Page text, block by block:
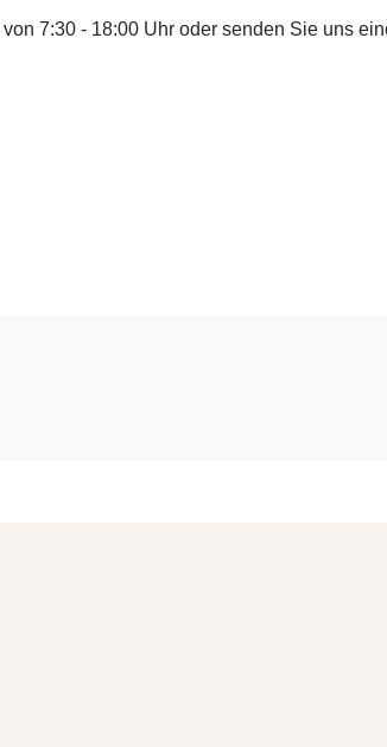
von 7:30 - 18:00 Uhr oder senden Sie uns